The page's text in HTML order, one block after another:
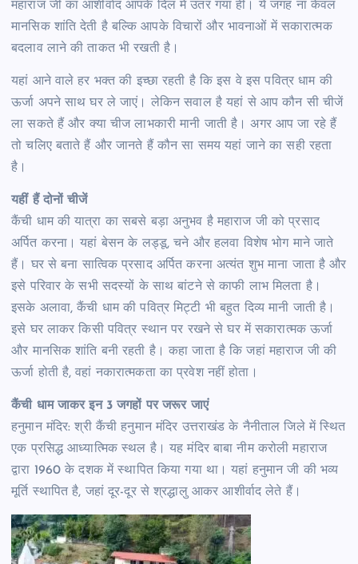
महाराज जी का आशीर्वाद आपके दिल में उतर गया ही। ये जगह ना केवल
मानसिक शांति देती है बल्कि आपके विचारों और भावनाओं में सकारात्मक
बदलाव लाने की ताकत भी रखती है।
यहां आने वाले हर भक्त की इच्छा रहती है कि इस वे इस पवित्र धाम की
ऊर्जा अपने साथ घर ले जाएं। लेकिन सवाल है यहां से आप कौन सी चीजें
ला सकते हैं और क्या चीज लाभकारी मानी जाती है। अगर आप जा रहे हैं
तो चलिए बताते हैं और जानते हैं कौन सा समय यहां जाने का सही रहता
है।
यहीं हैं दोनों चीजें
​कैंची धाम की यात्रा का सबसे बड़ा अनुभव है महाराज जी को प्रसाद
अर्पित करना। यहां बेसन के लड्डू, चने और हलवा विशेष भोग माने जाते
हैं। घर से बना सात्विक प्रसाद अर्पित करना अत्यंत शुभ माना जाता है और
इसे परिवार के सभी सदस्यों के साथ बांटने से काफी लाभ मिलता है।
इसके अलावा, कैंची धाम की पवित्र मिट्टी भी बहुत दिव्य मानी जाती है।
इसे घर लाकर किसी पवित्र स्थान पर रखने से घर में सकारात्मक ऊर्जा
और मानसिक शांति बनी रहती है। कहा जाता है कि जहां महाराज जी की
ऊर्जा होती है, वहां नकारात्मकता का प्रवेश नहीं होता।
कैंची धाम जाकर इन 3 जगहों पर जरूर जाएं
हनुमान मंदिर: श्री कैंची हनुमान मंदिर उत्तराखंड के नैनीताल जिले में स्थित
एक प्रसिद्ध आध्यात्मिक स्थल है। यह मंदिर बाबा नीम करोली महाराज
द्वारा 1960 के दशक में स्थापित किया गया था। यहां हनुमान जी की भव्य
मूर्ति स्थापित है, जहां दूर-दूर से श्रद्धालु आकर आशीर्वाद लेते हैं।